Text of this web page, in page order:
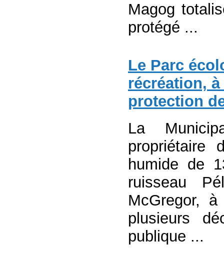
Magog
protégé ...
Le Parc
récréation,
protection
La
propriétaire
humide de
ruisseau
McGregor,
plusieurs
publique ...